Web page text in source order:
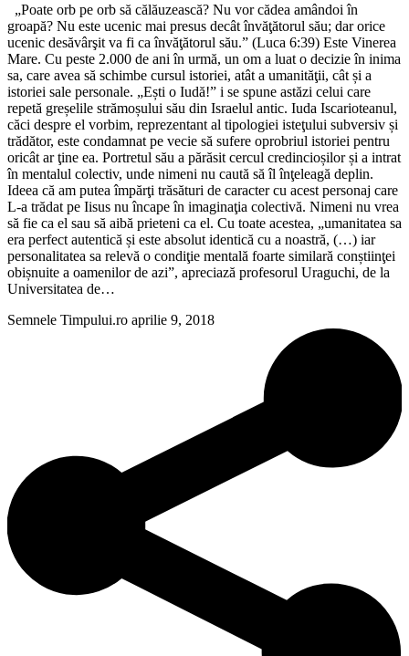
„Poate orb pe orb să călăuzească? Nu vor cădea amândoi în
groapă? Nu este ucenic mai presus decât învăţătorul său; dar orice
ucenic desăvârşit va fi ca învăţătorul său.” (Luca 6:39) Este Vinerea
Mare. Cu peste 2.000 de ani în urmă, un om a luat o decizie în inima
sa, care avea să schimbe cursul istoriei, atât a umanităţii, cât și a
istoriei sale personale. „Ești o Iudă!” i se spune astăzi celui care
repetă greșelile strămoșului său din Israelul antic. Iuda Iscarioteanul,
căci despre el vorbim, reprezentant al tipologiei isteţului subversiv și
trădător, este condamnat pe vecie să sufere oprobriul istoriei pentru
oricât ar ţine ea. Portretul său a părăsit cercul credincioșilor și a intrat
în mentalul colectiv, unde nimeni nu caută să îl înţeleagă deplin.
Ideea că am putea împărţi trăsături de caracter cu acest personaj care
L-a trădat pe Iisus nu încape în imaginaţia colectivă. Nimeni nu vrea
să fie ca el sau să aibă prieteni ca el. Cu toate acestea, „umanitatea sa
era perfect autentică și este absolut identică cu a noastră, (…) iar
personalitatea sa relevă o condiţie mentală foarte similară conștiinţei
obișnuite a oamenilor de azi”, apreciază profesorul Uraguchi, de la
Universitatea de…
Semnele Timpului.ro aprilie 9, 2018